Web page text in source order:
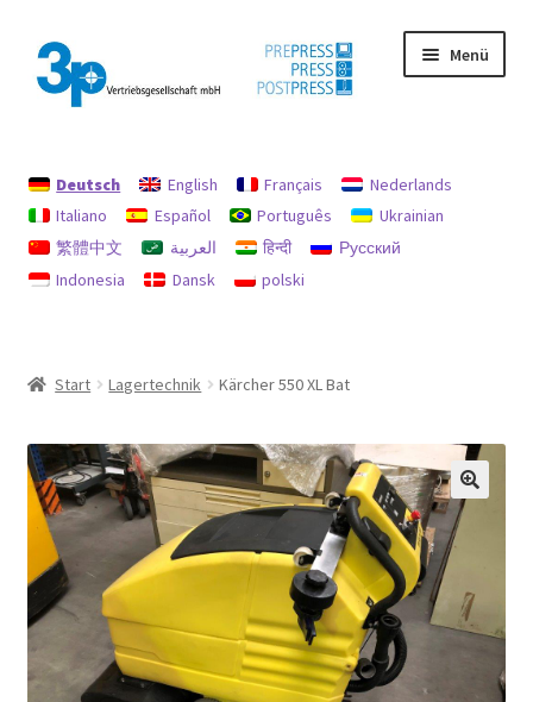
Zur
Navigation
springen
Zum
Inhalt
springen
Menü
Datenschutz
Gebrauchtmaschinen
Deutsch English Français
Nederlands
Italiano
Español Português
Ukrainian
繁體中文
العربية हिन्दी
Русский
Indonesia
Dansk polski
Start Lagertechnik Kärcher 550 XL Bat